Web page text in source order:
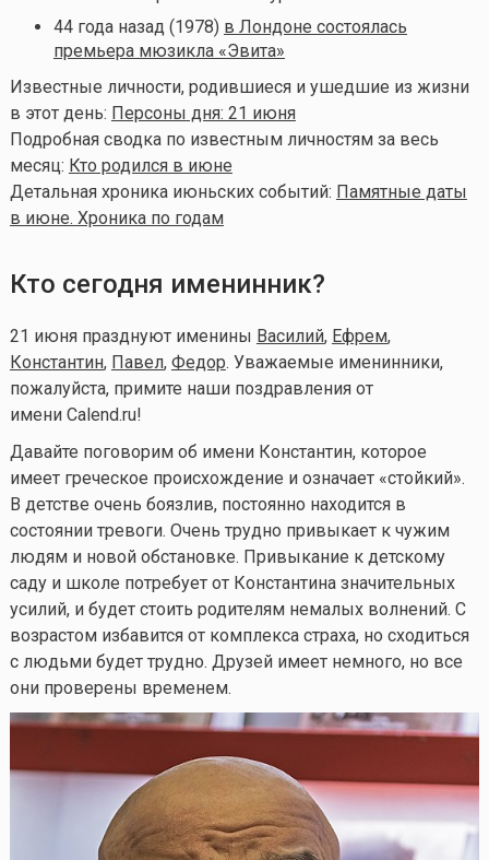
44 года назад (1978) в Лондоне состоялась
премьера мюзикла «Эвита»
Известные личности, родившиеся и ушедшие из жизни
в этот день: Персоны дня: 21 июня
Подробная сводка по известным личностям за весь
месяц: Кто родился в июне
Детальная хроника июньских событий: Памятные даты
в июне. Хроника по годам
Кто сегодня именинник?
21 июня празднуют именины Василий, Ефрем,
Константин, Павел, Федор. Уважаемые именинники,
пожалуйста, примите наши поздравления от
имени Calend.ru!
Давайте поговорим об имени Константин, которое
имеет греческое происхождение и означает «стойкий».
В детстве очень боязлив, постоянно находится в
состоянии тревоги. Очень трудно привыкает к чужим
людям и новой обстановке. Привыкание к детскому
саду и школе потребует от Константина значительных
усилий, и будет стоить родителям немалых волнений. С
возрастом избавится от комплекса страха, но сходиться
с людьми будет трудно. Друзей имеет немного, но все
они проверены временем.